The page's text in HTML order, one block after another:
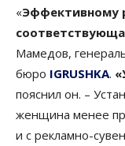
«Эффективному
Мамедов,
бюро IGRUSHKA.
пояснил он. –
женщина менее
и с рекламно-